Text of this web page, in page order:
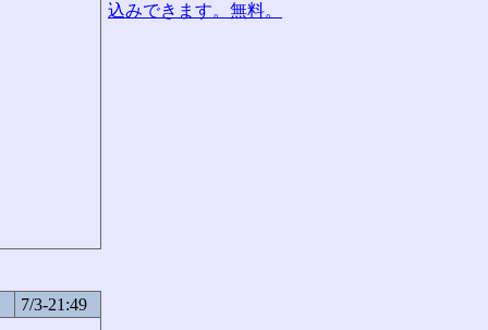
7/3-21:49
込みできます。無料。